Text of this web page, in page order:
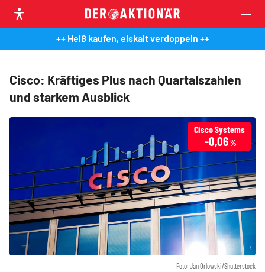
++ Heiß kaufen, eiskalt verdoppeln ++
Cisco: Kräftiges Plus nach Quartalszahlen
und starkem Ausblick
Foto: Jan Orlowski/Shutterstock
Cisco Systems
-0,06%